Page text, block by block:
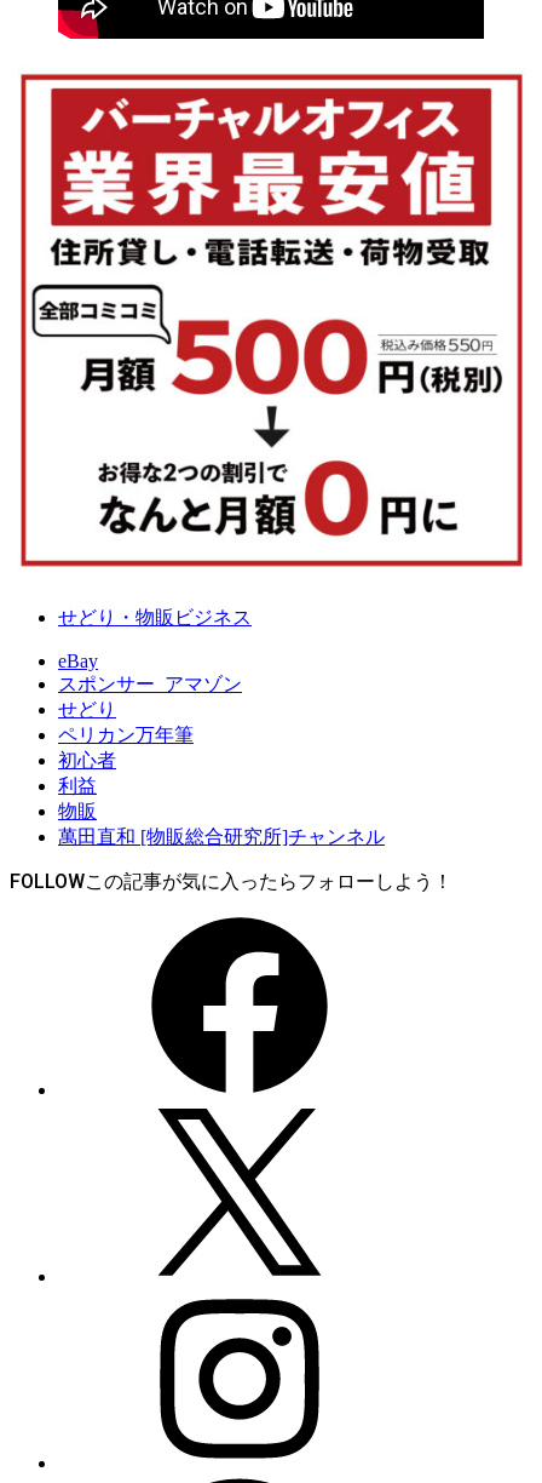
せどり・物販ビジネス
eBay
スポンサー_アマゾン
せどり
ペリカン万年筆
初心者
利益
物販
萬田直和 [物販総合研究所]チャンネル
FOLLOW